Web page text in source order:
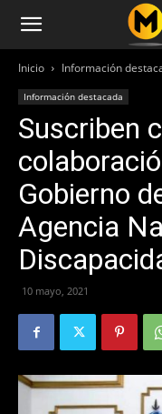
Inicio Información
Información destacada
Suscriben
Gobierno
Agencia
10 mayo, 2021